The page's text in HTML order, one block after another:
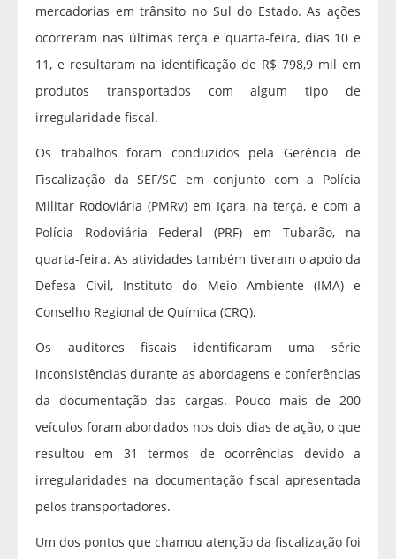
mercadorias em trânsito no Sul do Estado. As ações
ocorreram nas últimas terça e quarta-feira, dias 10 e
11, e resultaram na identificação de R$ 798,9 mil em
produtos transportados com algum tipo de
irregularidade fiscal.
Os trabalhos foram conduzidos pela Gerência de
Fiscalização da SEF/SC em conjunto com a Polícia
Militar Rodoviária (PMRv) em Içara, na terça, e com a
Polícia Rodoviária Federal (PRF) em Tubarão, na
quarta-feira. As atividades também tiveram o apoio da
Defesa Civil, Instituto do Meio Ambiente (IMA) e
Conselho Regional de Química (CRQ).
Os auditores fiscais identificaram uma série
inconsistências durante as abordagens e conferências
da documentação das cargas. Pouco mais de 200
veículos foram abordados nos dois dias de ação, o que
resultou em 31 termos de ocorrências devido a
irregularidades na documentação fiscal apresentada
pelos transportadores.
Um dos pontos que chamou atenção da fiscalização foi